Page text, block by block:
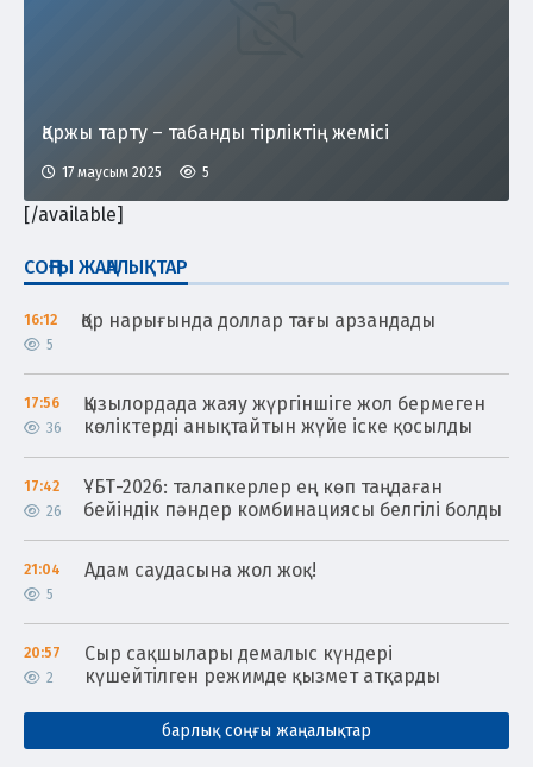
СОҢҒЫ ЖАҢАЛЫҚТАР
16:12
5
Қор нарығында доллар тағы арзандады
17:56
36
Қызылордада жаяу жүргіншіге жол бермеген
көліктерді анықтайтын жүйе іске қосылды
17:42
26
ҰБТ-2026: талапкерлер ең көп таңдаған
бейіндік пәндер комбинациясы белгілі болды
21:04
5
Адам саудасына жол жоқ!
20:57
2
Сыр сақшылары демалыс күндері
күшейтілген режимде қызмет атқарды
барлық соңғы жаңалықтар
Қаржы тарту – табанды тірліктің жемісі
17 маусым 2025 5
[/available]